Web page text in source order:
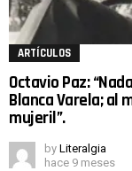
ARTÍCULOS
Octavio Paz:
Blanca Varela; al
mujeril”.
by Literalgia
hace 9 meses